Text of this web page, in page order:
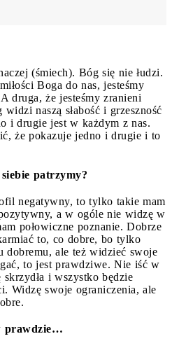
(śmiech). Bóg się nie łudzi.
Boga do nas, jesteśmy
druga, że jesteśmy zranieni
naszą słabość i grzeszność
i drugie jest w każdym z nas.
że pokazuje jedno i drugie i to
patrzymy?
negatywny, to tylko takie mam
a w ogóle nie widzę w
połowiczne poznanie. Dobrze
to, co dobre, bo tylko
dobremu, ale też widzieć swoje
to jest prawdziwe. Nie iść w
i wszystko będzie
Widzę swoje ograniczenia, ale
prawdzie…